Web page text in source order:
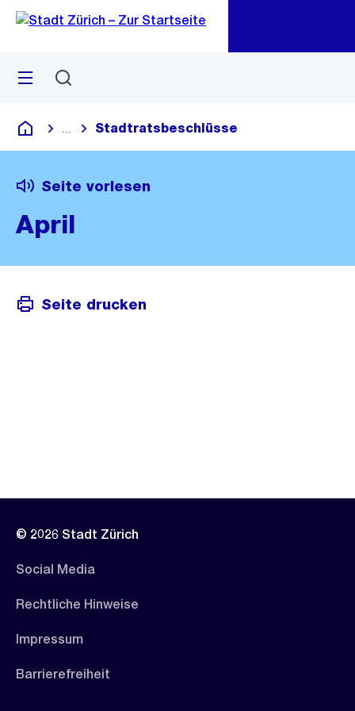
Navigation
Sprunglink
Menü
Deutsch
Blende alle Breadcrumbs ein
Stadtratsbeschlüsse
Seite vorlesen
April
Seite drucken
© 2026 Stadt Zürich
Social Media
Rechtliche Hinweise
Impressum
Barrierefreiheit